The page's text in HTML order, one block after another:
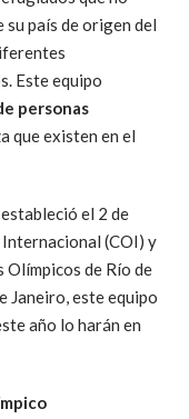
país de origen del
Este equipo
personas
que existen en el
el 2 de
(COI) y
de Río de
Janeiro, este equipo
año lo harán en